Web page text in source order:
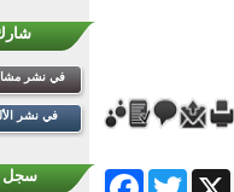
FacebookTwitter X
في نشر
في نشر
سجل